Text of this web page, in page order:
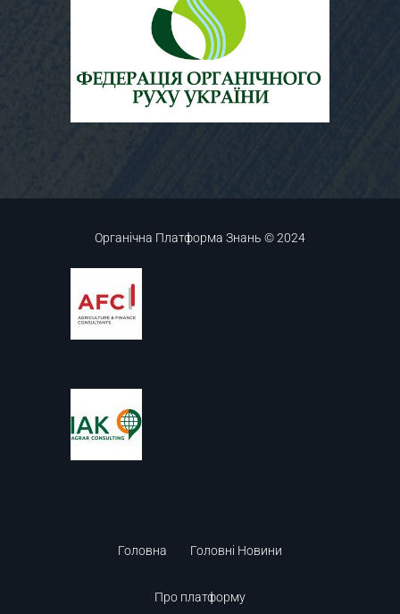
Органічна Платформа Знань © 2024
Головна Головні Новини
Про платформу